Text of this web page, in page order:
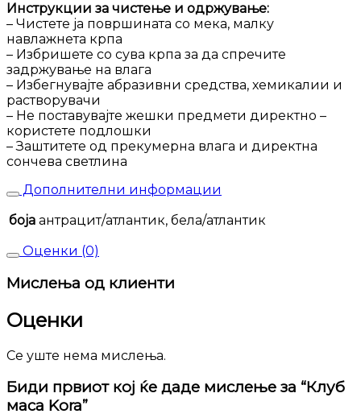
Инструкции за чистење и одржување:
– Чистете ја површината со мека, малку
навлажнета крпа
– Избришете со сува крпа за да спречите
задржување на влага
– Избегнувајте абразивни средства, хемикалии и
растворувачи
– Не поставувајте жешки предмети директно –
користете подлошки
– Заштитете од прекумерна влага и директна
сончева светлина
Дополнителни информации
боја антрацит/атлантик, бела/атлантик
Оценки (0)
Мислења од клиенти
Оценки
Се уште нема мислења.
Биди првиот кој ќе даде мислење за “Клуб
маса Kora”